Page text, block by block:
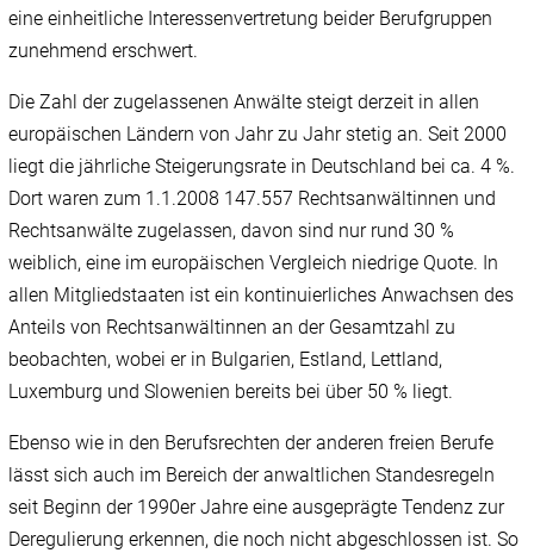
eine einheitliche Interessenvertretung beider Berufgruppen
zunehmend erschwert.
Die Zahl der zugelassenen Anwälte steigt derzeit in allen
europäischen Ländern von Jahr zu Jahr stetig an. Seit 2000
liegt die jährliche Steigerungsrate in Deutschland bei ca. 4 %.
Dort waren zum 1.1.2008 147.557 Rechtsanwältinnen und
Rechtsanwälte zugelassen, davon sind nur rund 30 %
weiblich, eine im europäischen Vergleich niedrige Quote. In
allen Mitgliedstaaten ist ein kontinuierliches Anwachsen des
Anteils von Rechtsanwältinnen an der Gesamtzahl zu
beobachten, wobei er in Bulgarien, Estland, Lettland,
Luxemburg und Slowenien bereits bei über 50 % liegt.
Ebenso wie in den Berufsrechten der anderen freien Berufe
lässt sich auch im Bereich der anwaltlichen Standesregeln
seit Beginn der 1990er Jahre eine ausgeprägte Tendenz zur
Deregulierung erkennen, die noch nicht abgeschlossen ist. So